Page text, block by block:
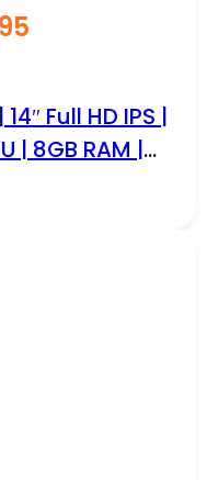
Full HD IPS |
| 8GB RAM |